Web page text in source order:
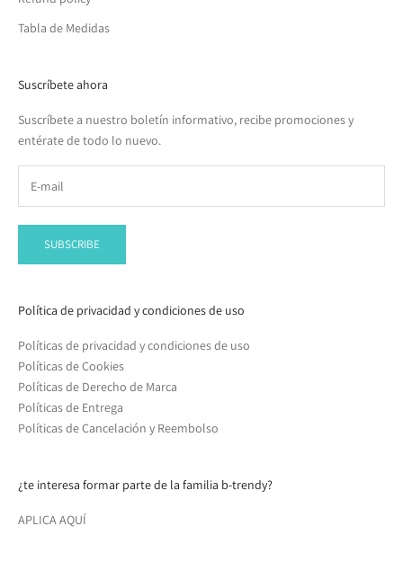
Tabla de Medidas
Suscríbete ahora
Suscríbete a nuestro boletín informativo, recibe promociones y
entérate de todo lo nuevo.
SUBSCRIBE
Política de privacidad y condiciones de uso
Políticas de privacidad y condiciones de uso
Políticas de Cookies
Políticas de Derecho de Marca
Políticas de Entrega
Políticas de Cancelación y Reembolso
¿te interesa formar parte de la familia b-trendy?
APLICA AQUÍ